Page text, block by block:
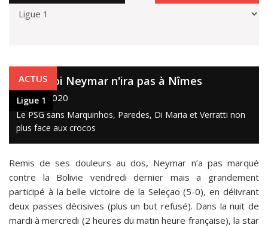
Ligue 1
ACTUS
Ligue 1
Pourquoi Neymar n'ira pas à Nîmes
12 oct. 2020
Le PSG sans Marquinhos, Paredes, Di Maria et Verratti non
plus face aux crocos
Remis de ses douleurs au dos, Neymar n’a pas marqué
contre la Bolivie vendredi dernier mais a grandement
participé à la belle victoire de la Seleçao (5-0), en délivrant
deux passes décisives (plus un but refusé). Dans la nuit de
mardi à mercredi (2 heures du matin heure française), la star